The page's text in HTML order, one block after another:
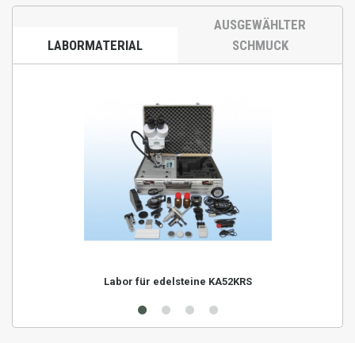
LABORMATERIAL
AUSGEWÄHLTER
SCHMUCK
Labor für edelsteine KA52KRS